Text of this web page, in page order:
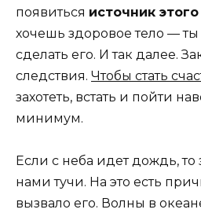
появиться источник
хочешь здоровое тело —
сделать его. И так далее.
следствия. Чтобы стать
захотеть, встать и пойти
минимум.
Если с неба идет дождь, то
нами тучи. На это есть
вызвало его. Волны в